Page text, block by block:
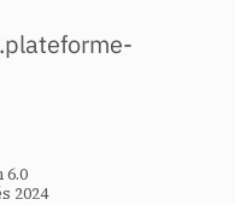
6.0
2024